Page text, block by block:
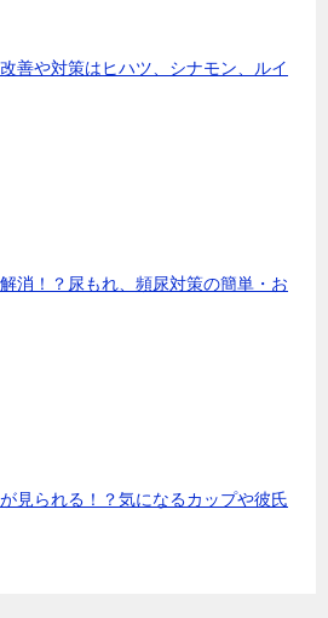
善や対策はヒハツ、シナモン、ルイ
消！？尿もれ、頻尿対策の簡単・お
見られる！？気になるカップや彼氏